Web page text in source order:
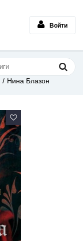
Войти
Нина Блазон